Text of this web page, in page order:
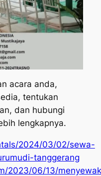
acara anda,
tentukan
dan hubungi
lengkapnya.
2024/03/02/sewa-
tanggerang
2023/06/13/